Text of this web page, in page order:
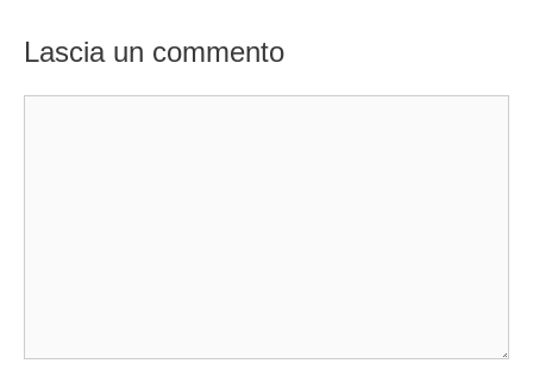
Lascia un commento